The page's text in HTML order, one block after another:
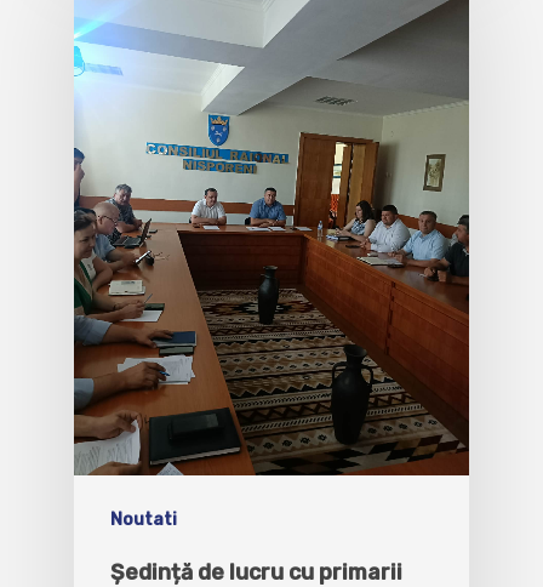
Noutati
Ședință de lucru cu primarii